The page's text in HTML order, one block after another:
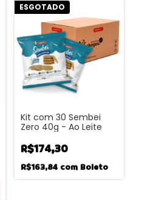
ESGOTADO
Kit com 30 Sembei
Zero 40g - Ao Leite
R$174,30
R$163,84 com Boleto